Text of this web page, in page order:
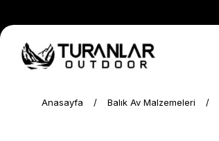
Anasayfa Balık Av Malzemeleri